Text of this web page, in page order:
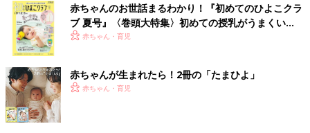
赤ちゃんのお世話まるわかり！『初めてのひよこクラ
ブ 夏号』〈巻頭大特集〉初めての授乳がうまくい
く！ おっぱい・ミルクの基本と夏のトラブル 解決テ
赤ちゃん・育児
赤ちゃんが生まれたら！2冊の「たまひよ」
赤ちゃん・育児